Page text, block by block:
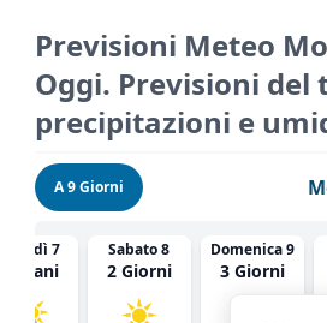
Previsioni Meteo
Oggi. Previsioni del
precipitazioni e
A 9 Giorni
Venerdì 7
Domani
Sabato 8
2 Giorni
Domenica 9
3 Giorni